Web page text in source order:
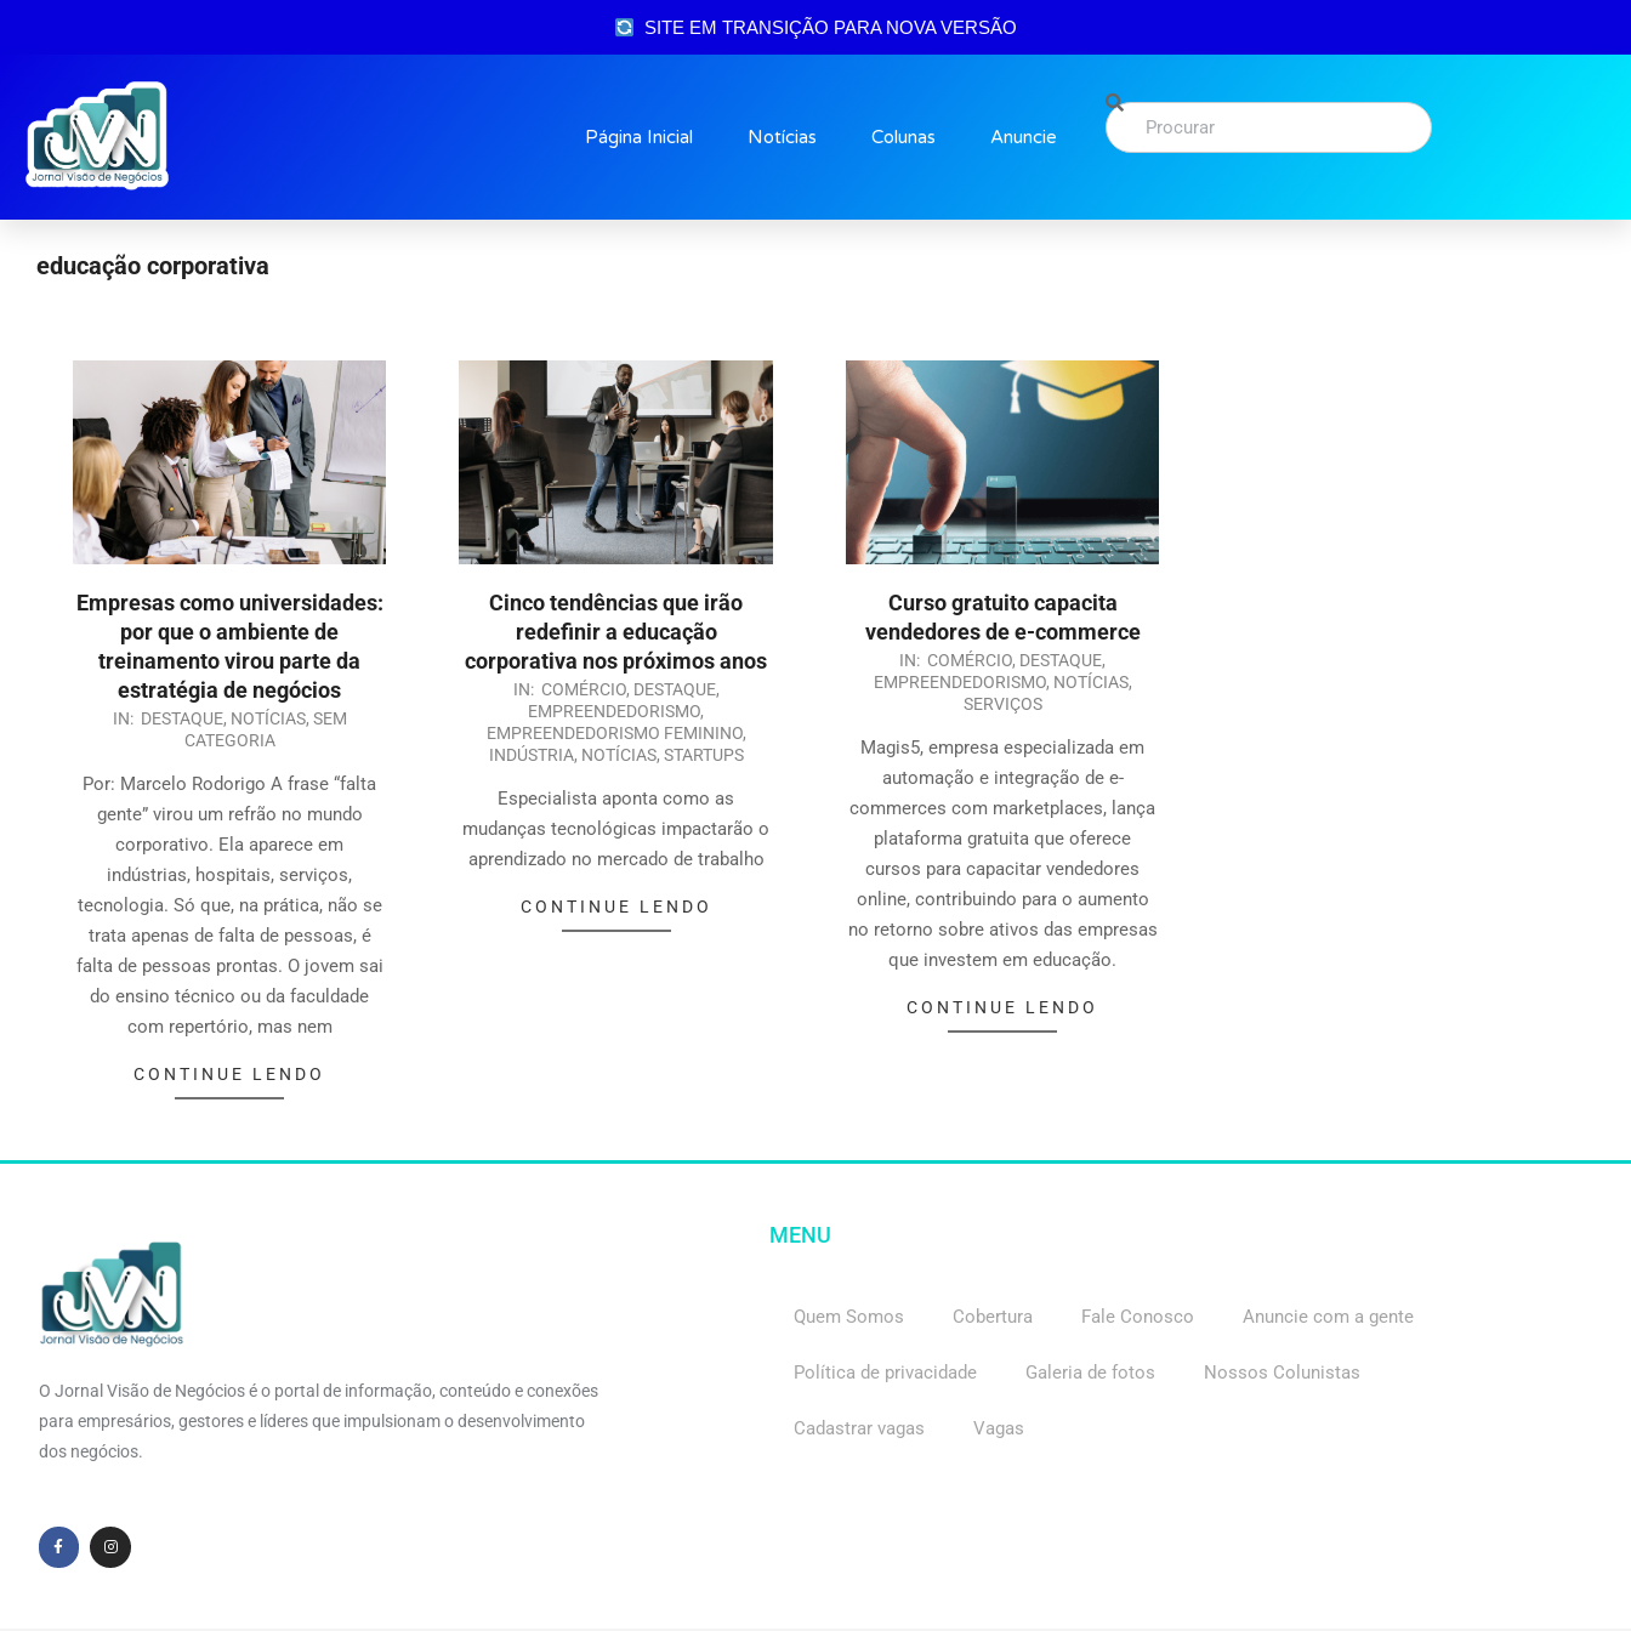
SITE EM TRANSIÇÃO PARA NOVA VERSÃO
Página Inicial Notícias Colunas Anuncie
educação corporativa
Empresas como universidades:
por que o ambiente de
treinamento virou parte da
estratégia de negócios
IN: DESTAQUE, NOTÍCIAS, SEM
CATEGORIA
Por: Marcelo Rodorigo A frase “falta
gente” virou um refrão no mundo
corporativo. Ela aparece em
indústrias, hospitais, serviços,
tecnologia. Só que, na prática, não se
trata apenas de falta de pessoas, é
falta de pessoas prontas. O jovem sai
do ensino técnico ou da faculdade
com repertório, mas nem
CONTINUE LENDO
Cinco tendências que irão
redefinir a educação
corporativa nos próximos anos
IN: COMÉRCIO, DESTAQUE,
EMPREENDEDORISMO,
EMPREENDEDORISMO FEMININO,
INDÚSTRIA, NOTÍCIAS, STARTUPS
Especialista aponta como as
mudanças tecnológicas impactarão o
aprendizado no mercado de trabalho
CONTINUE LENDO
Curso gratuito capacita
vendedores de e-commerce
IN: COMÉRCIO, DESTAQUE,
EMPREENDEDORISMO, NOTÍCIAS,
SERVIÇOS
Magis5, empresa especializada em
automação e integração de e-
commerces com marketplaces, lança
plataforma gratuita que oferece
cursos para capacitar vendedores
online, contribuindo para o aumento
no retorno sobre ativos das empresas
que investem em educação.
CONTINUE LENDO
O Jornal Visão de Negócios é o portal de informação, conteúdo e conexões
para empresários, gestores e líderes que impulsionam o desenvolvimento
dos negócios.
MENU
Quem Somos Cobertura Fale Conosco Anuncie com a gente
Política de privacidade Galeria de fotos Nossos Colunistas
Cadastrar vagas Vagas